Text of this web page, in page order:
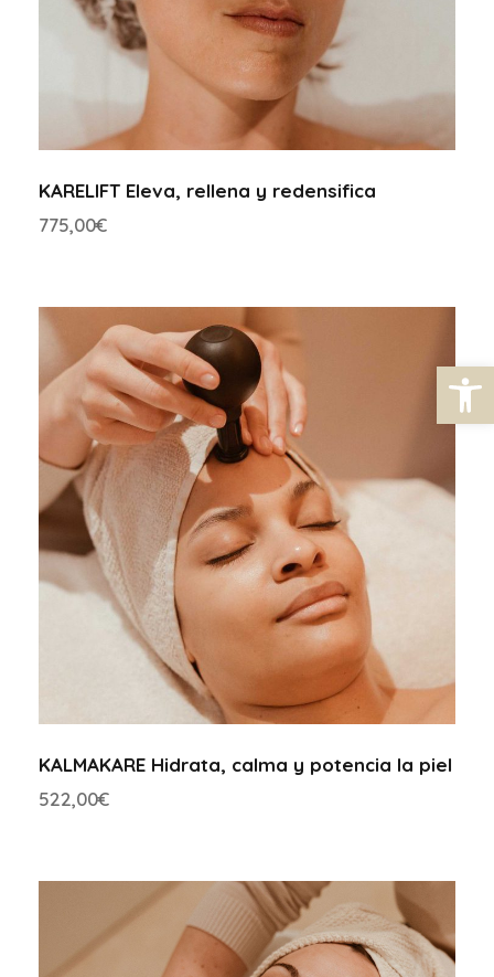
Open toolbar
KARELIFT Eleva, rellena y redensifica
775,00€
KALMAKARE Hidrata, calma y potencia la piel
522,00€